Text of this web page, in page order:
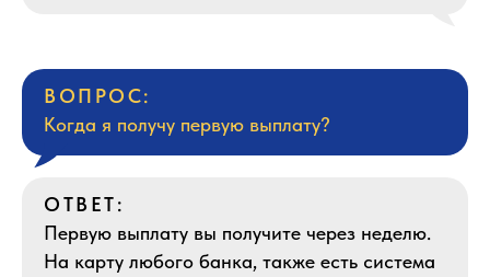
ВОПРОС:
Когда я получу первую выплату?
ОТВЕТ:
Первую выплату вы получите через неделю.
На карту любого банка, также есть система